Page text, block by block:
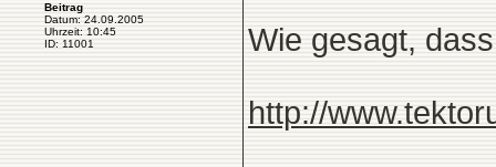
Beitrag
Datum: 24.09.2005
Uhrzeit: 10:45
ID: 11001
Wie gesagt,
http://